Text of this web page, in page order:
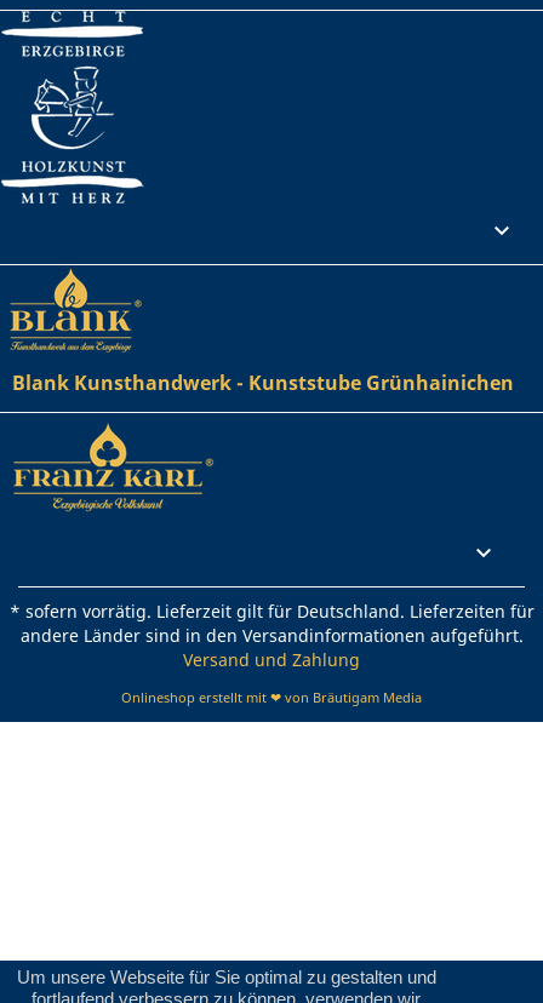
Um unsere Webseite für Sie optimal zu gestalten und
fortlaufend verbessern zu können, verwenden wir

Blank Kunsthandwerk - Kunststube Grünhainichen

* sofern vorrätig. Lieferzeit gilt für Deutschland. Lieferzeiten für
andere Länder sind in den Versandinformationen aufgeführt.
Versand und Zahlung
Onlineshop erstellt mit ❤ von Bräutigam Media